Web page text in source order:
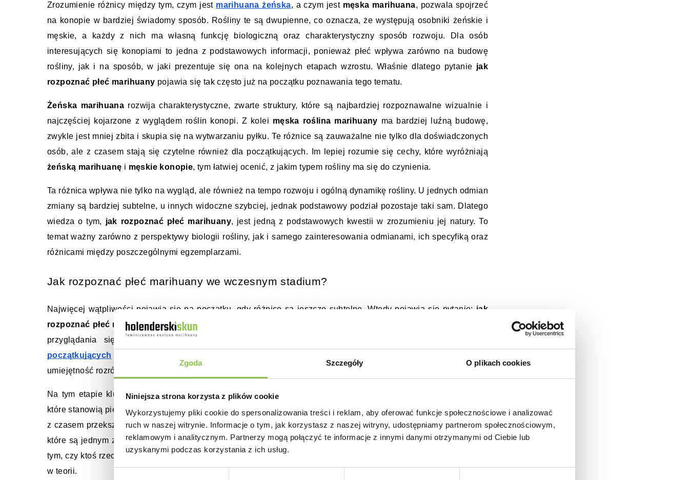
Zgoda Szczegóły O plikach cookies
Niniejsza strona korzysta z plików cookie
Wykorzystujemy pliki cookie do spersonalizowania treści i reklam, aby oferować funkcje społecznościowe i analizować
ruch w naszej witrynie. Informacje o tym, jak korzystasz z naszej witryny, udostępniamy partnerom społecznościowym,
reklamowym i analitycznym. Partnerzy mogą połączyć te informacje z innymi danymi otrzymanymi od Ciebie lub
uzyskanymi podczas korzystania z ich usług.
Zrozumienie różnicy między tym, czym jest marihuana żeńska, a czym jest męska marihuana, pozwala spojrzeć
na konopie w bardziej świadomy sposób. Rośliny te są dwupienne, co oznacza, że występują osobniki żeńskie i
męskie, a każdy z nich ma własną funkcję biologiczną oraz charakterystyczny sposób rozwoju. Dla osób
interesujących się konopiami to jedna z podstawowych informacji, ponieważ płeć wpływa zarówno na budowę
rośliny, jak i na sposób, w jaki prezentuje się ona na kolejnych etapach wzrostu. Właśnie dlatego pytanie jak
rozpoznać płeć marihuany pojawia się tak często już na początku poznawania tego tematu.
Żeńska marihuana rozwija charakterystyczne, zwarte struktury, które są najbardziej rozpoznawalne wizualnie i
najczęściej kojarzone z wyglądem roślin konopi. Z kolei męska roślina marihuany ma bardziej luźną budowę,
zwykle jest mniej zbita i skupia się na wytwarzaniu pyłku. Te różnice są zauważalne nie tylko dla doświadczonych
żeńską marihuanę i męskie konopie, tym łatwiej ocenić, z jakim typem rośliny ma się do czynienia.
Ta różnica wpływa nie tylko na wygląd, ale również na tempo rozwoju i ogólną dynamikę rośliny. U jednych odmian
zmiany są bardziej subtelne, u innych widoczne szybciej, jednak podstawowy podział pozostaje taki sam. Dlatego
wiedza o tym, jak rozpoznać płeć marihuany, jest jedną z podstawowych kwestii w zrozumieniu jej natury. To
temat ważny zarówno z perspektywy biologii rośliny, jak i samego zainteresowania odmianami, ich specyfiką oraz
różnicami między poszczególnymi egzemplarzami.
Jak rozpoznać płeć marihuany we wczesnym stadium?
Najwięcej wątpliwości pojawia się na początku, gdy różnice są jeszcze subtelne. Wtedy pojawia się pytanie: jak
rozpoznać płeć marihuany we wczesnym stadium
przyglądania się detalom, ponieważ pierwsze oznaki płci nie są jeszcze bardzo wyraźne.
początkujących
umiejętność rozróżniania, czy dana roślina zmierza w stronę formy żeńskiej, czy męskiej.
Na tym etapie kluczowa jest uważna obserwacja. Przy węzłach łodygi zaczynają pojawiać się drobne struktury,
które stanowią pierwszy sygnał pozwalający ocenić płeć. Konopia męska tworzy niewielkie, kuliste zawiązki, które
z czasem przekształcają się w woreczki pyłkowe. Natomiast żeńska marihuana rozwija cienkie, delikatne włoski,
które są jednym z najbardziej charakterystycznych znaków żeńskiej płci. To właśnie te drobne różnice decydują o
tym, czy ktoś rzeczywiście potrafi odpowiedzieć na pytanie,
jak rozpoznać płeć marihuany
w teorii.